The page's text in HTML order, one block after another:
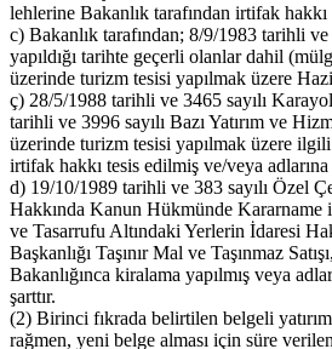
lehlerine Bakanlık tarafından irtifak
c) Bakanlık tarafından; 8/9/1983 tarihli
yapıldığı tarihte geçerli olanlar dahil
üzerinde turizm tesisi yapılmak üzere
ç) 28/5/1988 tarihli ve 3465 sayılı
tarihli ve 3996 sayılı Bazı Yatırım ve
üzerinde turizm tesisi yapılmak üzere
irtifak hakkı tesis edilmiş ve/veya
d) 19/10/1989 tarihli ve 383 sayılı Özel
Hakkında Kanun Hükmünde Kararname
ve Tasarrufu Altındaki Yerlerin İdaresi
Başkanlığı Taşınır Mal ve Taşınmaz
Bakanlığınca kiralama yapılmış veya
şarttır.
(2) Birinci fıkrada belirtilen belgeli
rağmen, yeni belge alması için süre